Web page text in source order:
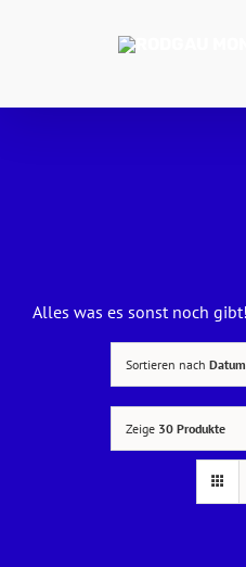
Alles was es sonst noch gibt!
Sortieren nach Datum
Zeige 30 Produkte